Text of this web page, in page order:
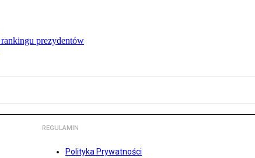
prezydentów
REGULAMIN
Polityka Prywatności